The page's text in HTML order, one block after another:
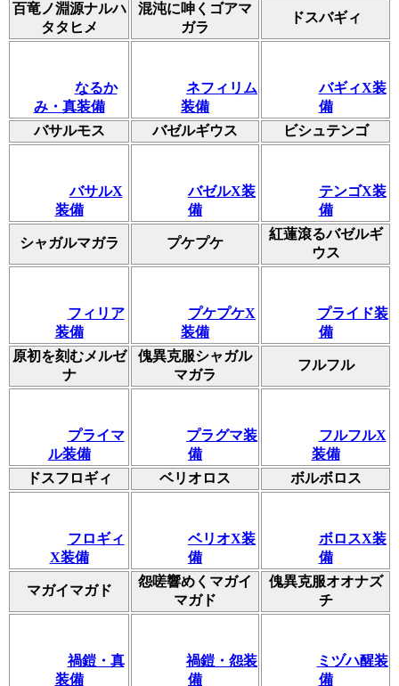
百竜ノ淵源ナルハ
タタヒメ
混沌に呻くゴアマ
ガラ
ドスバギィ
なるか
み・真装備
ネフィリム
装備
バギィX装
備
バサルモス
バゼルギウス ビシュテンゴ
バサルX
装備
バゼルX装
備
テンゴX装
備
シャガルマガラ プケプケ
紅蓮滾るバゼルギ
ウス
フィリア
装備
プケプケX
装備
プライド装
備
原初を刻むメルゼ
ナ
傀異克服シャガル
マガラ
フルフル
プライマ
ル装備
プラグマ装
備
フルフルX
装備
ドスフロギィ
ベリオロス ボルボロス
フロギィ
X装備
ベリオX装
備
ボロスX装
備
マガイマガド
怨嗟響めくマガイ
マガド
傀異克服オオナズ
チ
禍鎧・真
装備
禍鎧・怨装
備
ミヅハ醒装
備